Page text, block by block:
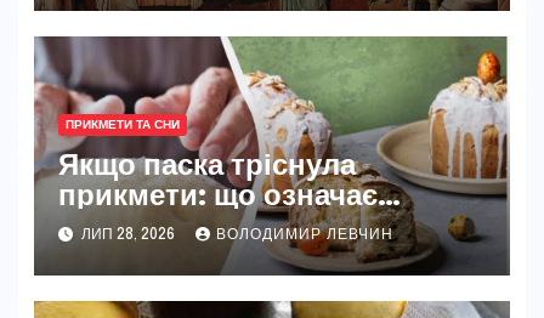
ПРИКМЕТИ ТА СНИ
Якщо паска тріснула
прикмети: що означає
тріщина на великодній
випічці
ЛИП 28, 2026 ВОЛОДИМИР ЛЕВЧИН